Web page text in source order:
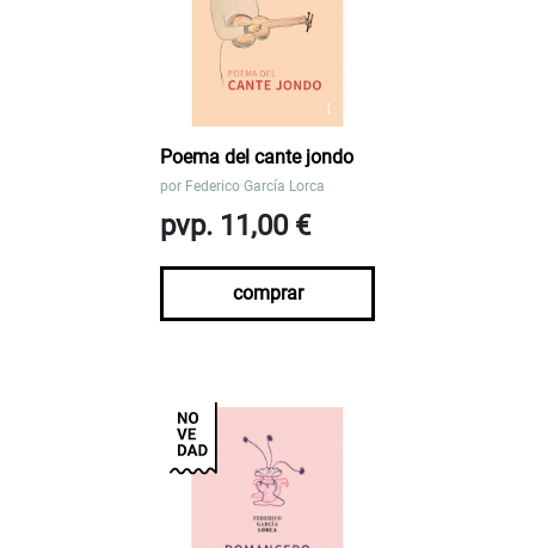
Poema del cante jondo
por Federico García Lorca
pvp. 11,00 €
comprar